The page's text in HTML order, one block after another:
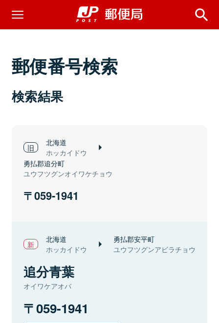
郵便番号検索
検索結果
北海道
ホッカイドウ
勇払郡追分町
ユウフツグンオイワケチョウ
059-1941
北海道
ホッカイドウ
勇払郡安平町
ユウフツグンアビラチョウ
追分青葉
オイワケアオバ
059-1941